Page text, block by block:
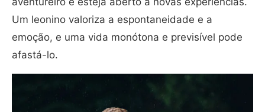
Um leonino valoriza a espontaneidade e a
emoção, e uma vida monótona e previsível pode
afastá-lo.